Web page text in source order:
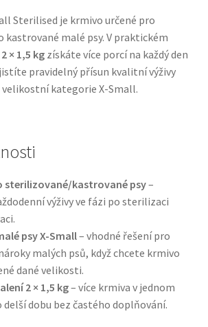
Švédské krmivo s nordickou kvalitou
kvalita a přirozené složení
pro psy
Sterilised je krmivo určené pro
malé psy. V praktickém
× 1,5 kgzískáte více porcí na každý den
pravidelný přísun kvalitní výživy
velikostní kategorie X-Small.
sterilizované/kastrované psy–
výživy ve fázi po sterilizaci
psy X-Small– vhodné řešení pro
malých psů, když chcete krmivo
dané velikosti.
2 × 1,5 kg– více krmiva v jednom
delší dobu bez častého doplňování.